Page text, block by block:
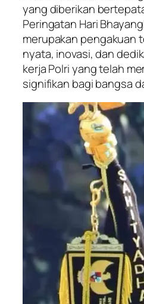
yang diberikan
Peringatan Hari
merupakan pengakuan
nyata, inovasi, dan
kerja Polri yang telah
signifikan bagi bangsa